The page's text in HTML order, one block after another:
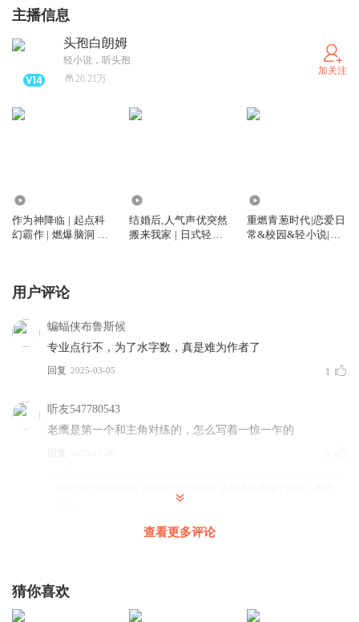
主播信息
头孢白朗姆
轻小说，听头孢
26.21万
加关注
作为神降临 | 起点科
幻霸作 | 燃爆脑洞 高
结婚后,人气声优突然
搬来我家 | 日式轻小
重燃青葱时代|恋爱日
常&校园&轻小说|多
用户评论
蝙蝠侠布鲁斯候
专业点行不，为了水字数，真是难为作者了
回复 2025-03-05 1
听友547780543
老鹰是第一个和主角对练的，怎么写着一惊一乍的
回复
回复
查看更多评论
猜你喜欢